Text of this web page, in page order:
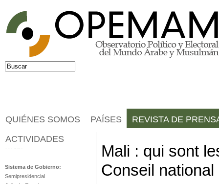
Jump to navigation
Formulario de búsqueda
Buscar
Mali : qui sont
Conseil
QUIÉNES SOMOS PAÍSES REVISTA DE
ACTIVIDADES
Malí
Sistema de Gobierno:
Semipresidencial